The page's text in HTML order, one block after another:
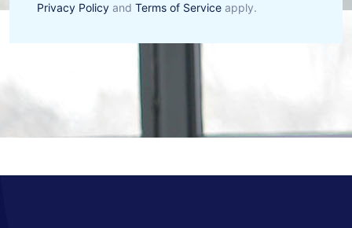
Privacy Policy and Terms of Service apply.